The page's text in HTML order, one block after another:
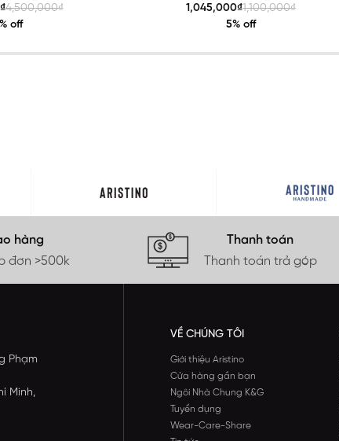
4,500,000₫
off
ALS425S0H2
1,045,000₫1,100,000₫
5% off
hàng
đơn >500k
Thanh toán
Thanh toán trả góp
Phạm
Minh,
VỀ CHÚNG TÔI
Giới thiệu Aristino
Cửa hàng gần bạn
Ngôi Nhà Chung K&G
Tuyển dụng
Wear-Care-Share